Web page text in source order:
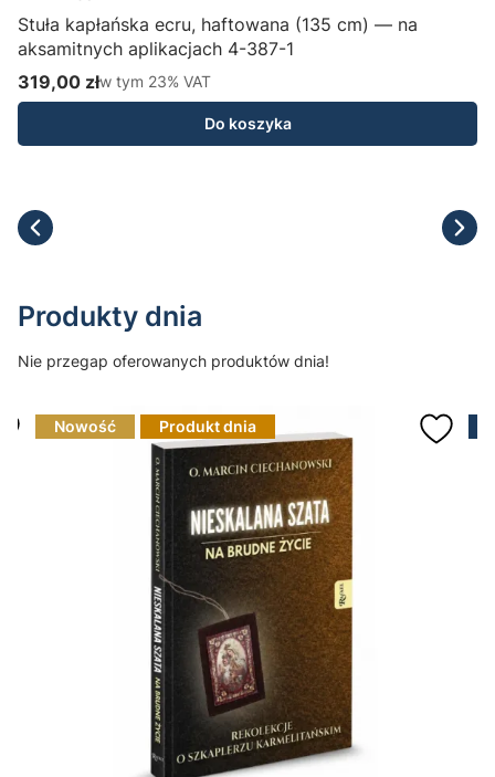
Stuła kapłańska ecru, haftowana (135 cm) — na
aksamitnych aplikacjach 4-387-1
Cena brutto
319,00 złw tym %s VAT
w tym 23% VAT
Do koszyka
Produkty dnia
Nie przegap oferowanych produktów dnia!
Nowość Produkt dnia